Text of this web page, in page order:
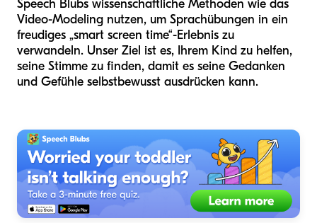
Speech Blubs wissenschaftliche Methoden wie das
Video-Modeling nutzen, um Sprachübungen in ein
freudiges „smart screen time“-Erlebnis zu
verwandeln. Unser Ziel ist es, Ihrem Kind zu helfen,
seine Stimme zu finden, damit es seine Gedanken
und Gefühle selbstbewusst ausdrücken kann.